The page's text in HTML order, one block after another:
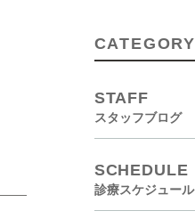
CATEGORY
STAFF
スタッフブログ
SCHEDULE
診療スケジュール